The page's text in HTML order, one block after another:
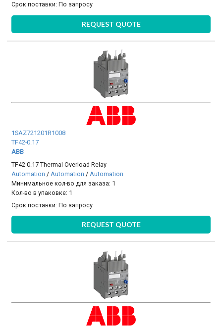
Срок поставки:По запросу
REQUEST QUOTE
1SAZ721201R1008
TF42-0.17
ABB
TF42-0.17 Thermal Overload Relay
Automation / Automation / Automation
Минимальное кол-во для заказа: 1
Кол-во в упаковке: 1
Срок поставки:По запросу
REQUEST QUOTE